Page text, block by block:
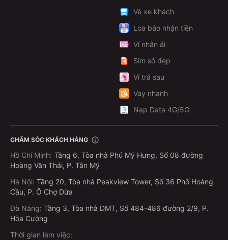
Vé xe khách
Loa báo nhận tiền
Ví nhân ái
Sim số đẹp
Ví trả sau
Vay nhanh
Nạp Data 4G/5G
CHĂM SÓC KHÁCH HÀNG
Hồ Chí Minh: Tầng 6, Tòa nhà Phú Mỹ Hưng, Số 08 đường
Hoàng Văn Thái, P. Tân Mỹ
Hà Nội: Tầng 20, Tòa nhà Peakview Tower, Số 36 Phố Hoàng
Cầu, P. Ô Chợ Dừa
Đà Nẵng: Tầng 3, Tòa nhà DMT, Số 484-486 đường 2/9, P.
Hòa Cường
Thời gian làm việc: